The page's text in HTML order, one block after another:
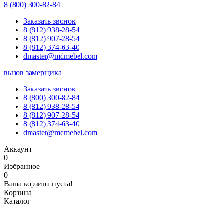
8 (800) 300-82-84
Заказать звонок
8 (812) 938-28-54
8 (812) 907-28-54
8 (812) 374-63-40
dmaster@mdmebel.com
вызов замерщика
Заказать звонок
8 (800) 300-82-84
8 (812) 938-28-54
8 (812) 907-28-54
8 (812) 374-63-40
dmaster@mdmebel.com
Аккаунт
0
Избранное
0
Ваша корзина пуста!
Корзина
Каталог